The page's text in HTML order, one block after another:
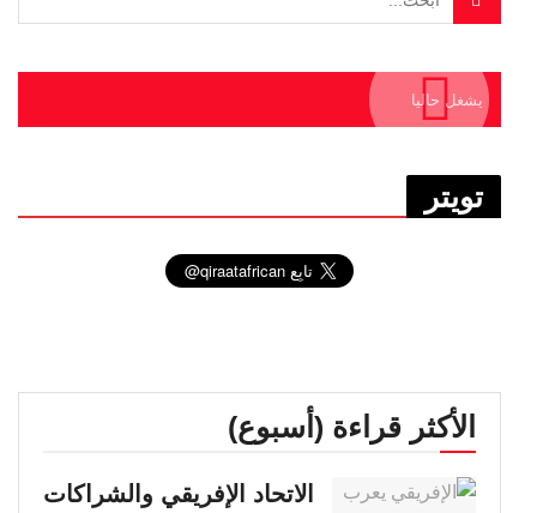
يشغل حاليا
تويتر
الأكثر قراءة (أسبوع)
الاتحاد الإفريقي والشراكات